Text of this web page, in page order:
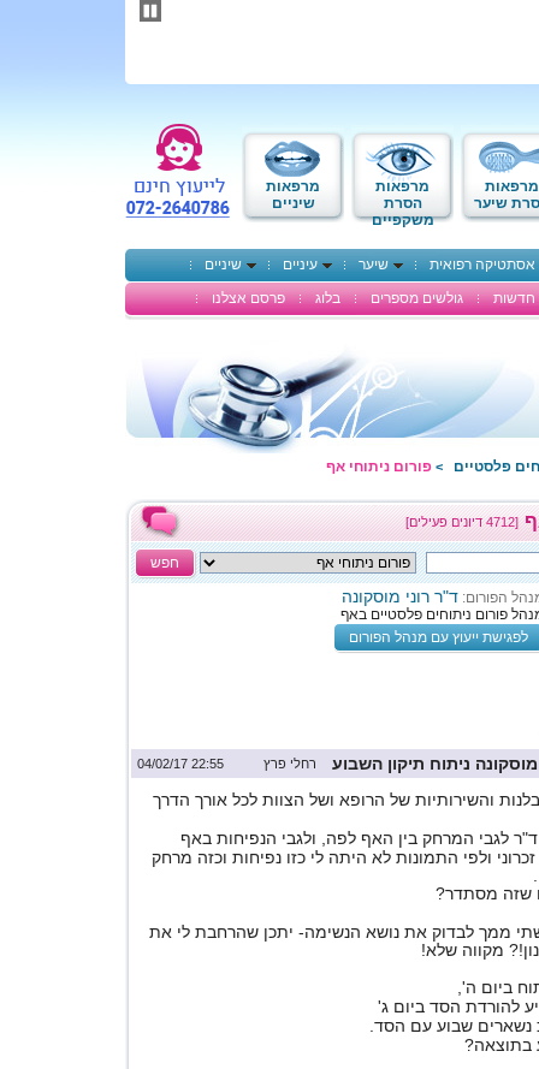
מרפאות
שיער
מרפאות
הסרת
משקפיים
מרפאות
שיניים
אסתטיקה רפואית שיער עיניים
שיניים
חדשות
גולשים מספרים בלוג פרסם אצלנו
פלסטיים > פורום ניתוחי אף
[4712 דיונים פעילים]
חפש
הפורום: ד"ר רוני מוסקונה
פורום ניתוחים פלסטיים באף
לפגישת ייעוץ עם מנהל הפורום
22:55 04/02/17 רחלי פרץ ניתוח תיקון השבוע
והשירותיות של הרופא ושל הצוות לכל אורך הדרך
ולפי התמונות לא היתה לי כזו נפיחות וכזה מרחק
שזה מסתדר?
ממך לבדוק את נושא הנשימה- יתכן שהרחבת לי את
מקווה שלא!
להורדת הסד ביום ג'
נשארים שבוע עם הסד.
בתוצאה?